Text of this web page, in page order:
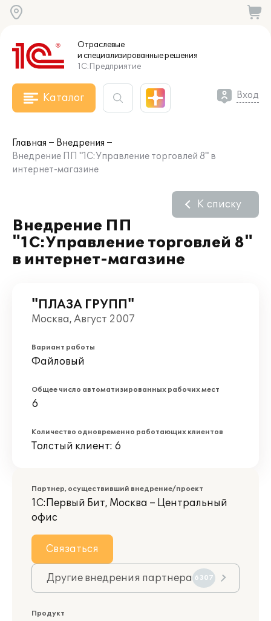
Отраслевые
и специализированныерешения
1С:Предприятие
Каталог Вход
Главная
Внедрения
Внедрение ПП "1С:Управление торговлей 8" в
интернет-магазине
Внедрение ПП
"1С:Управление торговлей 8"
в интернет-магазине
К списку
"ПЛАЗА ГРУПП"
Москва, Август 2007
Вариант работы
Файловый
Общее число автоматизированных рабочих мест
6
Количество одновременно работающих клиентов
Толстый клиент: 6
Партнер, осуществивший внедрение/проект
1С:Первый Бит, Москва – Центральный
офис
Связаться
Другие внедрения партнера 6307
Продукт